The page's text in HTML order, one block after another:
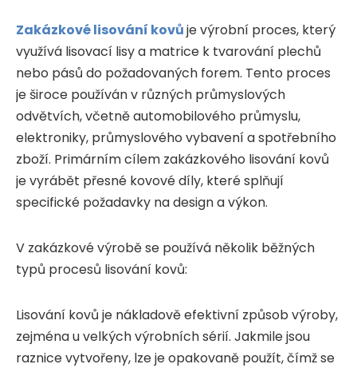
Zakázkové lisování kovůje výrobní proces, který
využívá lisovací lisy a matrice k tvarování plechů
nebo pásů do požadovaných forem. Tento proces
je široce používán v různých průmyslových
odvětvích, včetně automobilového průmyslu,
elektroniky, průmyslového vybavení a spotřebního
zboží. Primárním cílem zakázkového lisování kovů
je vyrábět přesné kovové díly, které splňují
specifické požadavky na design a výkon.
V zakázkové výrobě se používá několik běžných
typů procesů lisování kovů:
Lisování kovů je nákladově efektivní způsob výroby,
zejména u velkých výrobních sérií. Jakmile jsou
raznice vytvořeny, lze je opakovaně použít, čímž se